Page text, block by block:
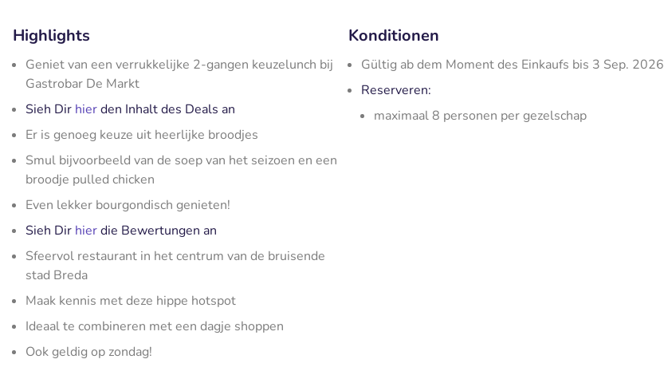
Highlights
Geniet van een verrukkelijke 2-gangen keuzelunch bij
Gastrobar De Markt
Sieh Dir hierden Inhalt des Deals an
Er is genoeg keuze uit heerlijke broodjes
Smul bijvoorbeeld van de soep van het seizoen en een
broodje pulled chicken
Even lekker bourgondisch genieten!
Sieh Dir hierdie Bewertungen an
Sfeervol restaurant in het centrum van de bruisende
stad Breda
Maak kennis met deze hippe hotspot
Ideaal te combineren met een dagje shoppen
Ook geldig op zondag!
Konditionen
Gültig ab dem Moment des Einkaufs bis 3 Sep. 2026
Reserveren:
maximaal 8 personen per gezelschap